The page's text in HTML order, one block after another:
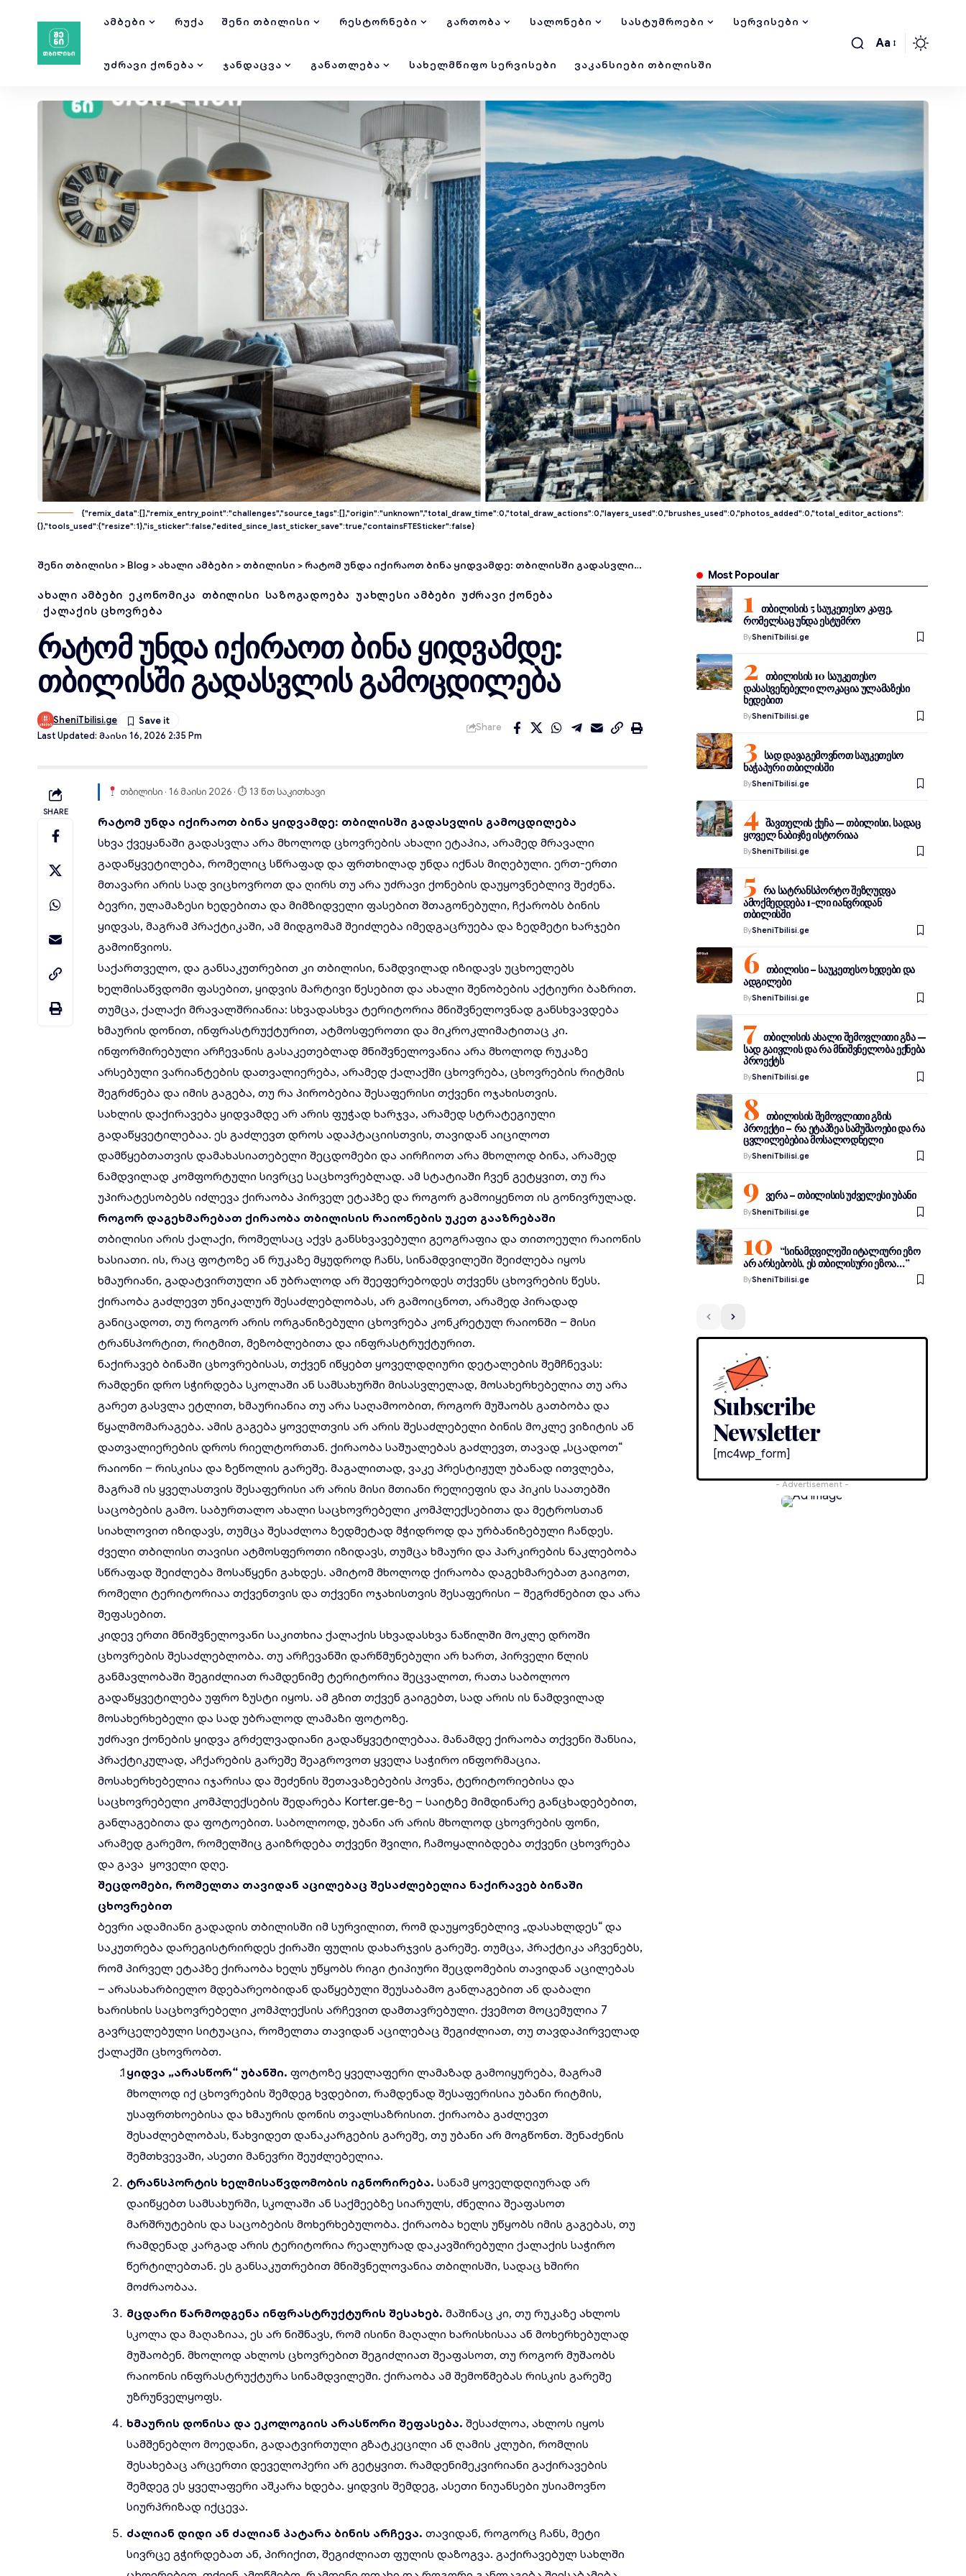
ᲐᲛᲑᲔᲑᲘ ᲠᲣᲥᲐ ᲨᲔᲜᲘ ᲗᲑᲘᲚᲘᲡᲘ ᲠᲔᲡᲢᲝᲠᲜᲔᲑᲘ ᲒᲐᲠᲗᲝᲑᲐ ᲡᲐᲚᲝᲜᲔᲑᲘ ᲡᲐᲡᲢᲣᲛᲠᲝᲔᲑᲘ ᲡᲔᲠᲕᲘᲡᲔᲑᲘ
ᲣᲫᲠᲐᲕᲘ ᲥᲝᲜᲔᲑᲐ ᲯᲐᲜᲓᲐᲪᲕᲐ ᲒᲐᲜᲐᲗᲚᲔᲑᲐ ᲡᲐᲮᲔᲚᲛᲬᲘᲤᲝ ᲡᲔᲠᲕᲘᲡᲔᲑᲘ ᲕᲐᲙᲐᲜᲡᲘᲔᲑᲘ ᲗᲑᲘᲚᲘᲡᲨᲘ
Aa
{"remix_data":[],"remix_entry_point":"challenges","source_tags":[],"origin":"unknown","total_draw_time":0,"total_draw_actions":0,"layers_used":0,"brushes_used":0,"photos_added":0,"total_editor_actions":
{},"tools_used":{"resize":1},"is_sticker":false,"edited_since_last_sticker_save":true,"containsFTESticker":false}
შენი თბილისი > Blog > ახალი ამბები > თბილისი > რატომ უნდა იქირაოთ ბინა ყიდვამდე: თბილისში გადასვლის გამოცდილება
ᲐᲮᲐᲚᲘ ᲐᲛᲑᲔᲑᲘ ᲔᲙᲝᲜᲝᲛᲘᲙᲐ ᲗᲑᲘᲚᲘᲡᲘ ᲡᲐᲖᲝᲒᲐᲓᲝᲔᲑᲐ ᲣᲐᲮᲚᲔᲡᲘ ᲐᲛᲑᲔᲑᲘ ᲣᲫᲠᲐᲕᲘ ᲥᲝᲜᲔᲑᲐ
ᲥᲐᲚᲐᲥᲘᲡ ᲪᲮᲝᲕᲠᲔᲑᲐ
რატომ უნდა იქირაოთ ბინა ყიდვამდე:
თბილისში გადასვლის გამოცდილება
Last Updated: Მაისი 16, 2026 2:35 Pm
SheniTbilisi.ge
Share
SHARE
თბილისი · 16 მაისი 2026 · ⏱ 13 წთ საკითხავი
რატომ უნდა იქირაოთ ბინა ყიდვამდე: თბილისში გადასვლის გამოცდილება
სხვა ქვეყანაში გადასვლა არა მხოლოდ ცხოვრების ახალი ეტაპია, არამედ მრავალი
გადაწყვეტილება, რომელიც სწრაფად და ფრთხილად უნდა იქნას მიღებული. ერთ-ერთი
მთავარი არის სად ვიცხოვროთ და ღირს თუ არა უძრავი ქონების დაუყოვნებლივ შეძენა.
ბევრი, ულამაზესი ხედებითა და მიმზიდველი ფასებით შთაგონებული, ჩქარობს ბინის
ყიდვას, მაგრამ პრაქტიკაში, ამ მიდგომამ შეიძლება იმედგაცრუება და ზედმეტი ხარჯები
გამოიწვიოს.
საქართველო, და განსაკუთრებით კი თბილისი, ნამდვილად იზიდავს უცხოელებს
ხელმისაწვდომი ფასებით, ყიდვის მარტივი წესებით და ახალი შენობების აქტიური ბაზრით.
თუმცა, ქალაქი მრავალშრიანია: სხვადასხვა ტერიტორია მნიშვნელოვნად განსხვავდება
ხმაურის დონით, ინფრასტრუქტურით, ატმოსფეროთი და მიკროკლიმატითაც კი.
ინფორმირებული არჩევანის გასაკეთებლად მნიშვნელოვანია არა მხოლოდ რუკაზე
არსებული ვარიანტების დათვალიერება, არამედ ქალაქში ცხოვრება, ცხოვრების რიტმის
შეგრძნება და იმის გაგება, თუ რა პირობებია შესაფერისი თქვენი ოჯახისთვის.
სახლის დაქირავება ყიდვამდე არ არის ფუჭად ხარჯვა, არამედ სტრატეგიული
გადაწყვეტილებაა. ეს გაძლევთ დროს ადაპტაციისთვის, თავიდან აიცილოთ
დამწყებთათვის დამახასიათებელი შეცდომები და აირჩიოთ არა მხოლოდ ბინა, არამედ
ნამდვილად კომფორტული სივრცე საცხოვრებლად. ამ სტატიაში ჩვენ გეტყვით, თუ რა
უპირატესობებს იძლევა ქირაობა პირველ ეტაპზე და როგორ გამოიყენოთ ის გონივრულად.
როგორ დაგეხმარებათ ქირაობა თბილისის რაიონების უკეთ გააზრებაში
თბილისი არის ქალაქი, რომელსაც აქვს განსხვავებული გეოგრაფია და თითოეული რაიონის
ხასიათი. ის, რაც ფოტოზე ან რუკაზე მყუდროდ ჩანს, სინამდვილეში შეიძლება იყოს
ხმაურიანი, გადატვირთული ან უბრალოდ არ შეეფერებოდეს თქვენს ცხოვრების წესს.
ქირაობა გაძლევთ უნიკალურ შესაძლებლობას, არ გამოიცნოთ, არამედ პირადად
განიცადოთ, თუ როგორ არის ორგანიზებული ცხოვრება კონკრეტულ რაიონში – მისი
ტრანსპორტით, რიტმით, მეზობლებითა და ინფრასტრუქტურით.
ნაქირავებ ბინაში ცხოვრებისას, თქვენ იწყებთ ყოველდღიური დეტალების შემჩნევას:
რამდენი დრო სჭირდება სკოლაში ან სამსახურში მისასვლელად, მოსახერხებელია თუ არა
გარეთ გასვლა ეტლით, ხმაურიანია თუ არა საღამოობით, როგორ მუშაობს გათბობა და
წყალმომარაგება. ამის გაგება ყოველთვის არ არის შესაძლებელი ბინის მოკლე ვიზიტის ან
დათვალიერების დროს რიელტორთან. ქირაობა საშუალებას გაძლევთ, თავად „სცადოთ“
რაიონი – რისკისა და ზეწოლის გარეშე. მაგალითად, ვაკე პრესტიჟულ უბანად ითვლება,
მაგრამ ის ყველასთვის შესაფერისი არ არის მისი მთიანი რელიეფის და პიკის საათებში
საცობების გამო. საბურთალო ახალი საცხოვრებელი კომპლექსებითა და მეტროსთან
სიახლოვით იზიდავს, თუმცა შესაძლოა ზედმეტად მჭიდროდ და ურბანიზებული ჩანდეს.
ძველი თბილისი თავისი ატმოსფეროთი იზიდავს, თუმცა ხმაური და პარკირების ნაკლებობა
სწრაფად შეიძლება მოსაწყენი გახდეს. ამიტომ მხოლოდ ქირაობა დაგეხმარებათ გაიგოთ,
რომელი ტერიტორიაა თქვენთვის და თქვენი ოჯახისთვის შესაფერისი – შეგრძნებით და არა
შეფასებით.
კიდევ ერთი მნიშვნელოვანი საკითხია ქალაქის სხვადასხვა ნაწილში მოკლე დროში
ცხოვრების შესაძლებლობა. თუ არჩევანში დარწმუნებული არ ხართ, პირველი წლის
განმავლობაში შეგიძლიათ რამდენიმე ტერიტორია შეცვალოთ, რათა საბოლოო
გადაწყვეტილება უფრო ზუსტი იყოს. ამ გზით თქვენ გაიგებთ, სად არის ის ნამდვილად
მოსახერხებელი და სად უბრალოდ ლამაზი ფოტოზე.
უძრავი ქონების ყიდვა გრძელვადიანი გადაწყვეტილებაა. მანამდე ქირაობა თქვენი შანსია,
პრაქტიკულად, აჩქარების გარეშე შეაგროვოთ ყველა საჭირო ინფორმაცია.
მოსახერხებელია იჯარისა და შეძენის შეთავაზებების პოვნა, ტერიტორიებისა და
საცხოვრებელი კომპლექსების შედარება Korter.ge-ზე – საიტზე მიმდინარე განცხადებებით,
განლაგებითა და ფოტოებით. საბოლოოდ, უბანი არ არის მხოლოდ ცხოვრების ფონი,
არამედ გარემო, რომელშიც გაიზრდება თქვენი შვილი, ჩამოყალიბდება თქვენი ცხოვრება
და გავა ყოველი დღე.
შეცდომები, რომელთა თავიდან აცილებაც შესაძლებელია ნაქირავებ ბინაში
ცხოვრებით
ბევრი ადამიანი გადადის თბილისში იმ სურვილით, რომ დაუყოვნებლივ „დასახლდეს“ და
საკუთრება დარეგისტრირდეს ქირაში ფულის დახარჯვის გარეშე. თუმცა, პრაქტიკა აჩვენებს,
რომ პირველ ეტაპზე ქირაობა ხელს უწყობს რიგი ტიპიური შეცდომების თავიდან აცილებას
– არასახარბიელო მდებარეობიდან დაწყებული შეუსაბამო განლაგებით ან დაბალი
ხარისხის საცხოვრებელი კომპლექსის არჩევით დამთავრებული. ქვემოთ მოცემულია 7
გავრცელებული სიტუაცია, რომელთა თავიდან აცილებაც შეგიძლიათ, თუ თავდაპირველად
ქალაქში ცხოვრობთ.
ყიდვა „არასწორ“ უბანში.ფოტოზე ყველაფერი ლამაზად გამოიყურება, მაგრამ
მხოლოდ იქ ცხოვრების შემდეგ ხვდებით, რამდენად შესაფერისია უბანი რიტმის,
უსაფრთხოებისა და ხმაურის დონის თვალსაზრისით. ქირაობა გაძლევთ
შესაძლებლობას, წახვიდეთ დანაკარგების გარეშე, თუ უბანი არ მოგწონთ. შენაძენის
შემთხვევაში, ასეთი მანევრი შეუძლებელია.
ტრანსპორტის ხელმისაწვდომობის იგნორირება. სანამ ყოველდღიურად არ
დაიწყებთ სამსახურში, სკოლაში ან საქმეებზე სიარულს, ძნელია შეაფასოთ
მარშრუტების და საცობების მოხერხებულობა. ქირაობა ხელს უწყობს იმის გაგებას, თუ
რამდენად კარგად არის ტერიტორია რეალურად დაკავშირებული ქალაქის საჭირო
წერტილებთან. ეს განსაკუთრებით მნიშვნელოვანია თბილისში, სადაც ხშირი
მოძრაობაა.
მცდარი წარმოდგენა ინფრასტრუქტურის შესახებ. მაშინაც კი, თუ რუკაზე ახლოს
სკოლა და მაღაზიაა, ეს არ ნიშნავს, რომ ისინი მაღალი ხარისხისაა ან მოხერხებულად
მუშაობენ. მხოლოდ ახლოს ცხოვრებით შეგიძლიათ შეაფასოთ, თუ როგორ მუშაობს
რაიონის ინფრასტრუქტურა სინამდვილეში. ქირაობა ამ შემოწმებას რისკის გარეშე
უზრუნველყოფს.
ხმაურის დონისა და ეკოლოგიის არასწორი შეფასება. შესაძლოა, ახლოს იყოს
სამშენებლო მოედანი, გადატვირთული გზატკეცილი ან ღამის კლუბი, რომლის
შესახებაც არცერთი დეველოპერი არ გეტყვით. რამდენიმეკვირიანი გაქირავების
შემდეგ ეს ყველაფერი აშკარა ხდება. ყიდვის შემდეგ, ასეთი ნიუანსები უსიამოვნო
სიურპრიზად იქცევა.
ძალიან დიდი ან ძალიან პატარა ბინის არჩევა. თავიდან, როგორც ჩანს, მეტი
სივრცე გჭირდებათ ან, პირიქით, შეგიძლიათ ფულის დაზოგვა. გაქირავებულ სახლში
Most Popoular
თბილისის 5 საუკეთესო კაფე,
რომელსაც უნდა ესტუმრო
BySheniTbilisi.ge
თბილისის 10 საუკეთესო
დასასვენებელი ლოკაცია ულამაზესი
ხედებით
BySheniTbilisi.ge
სად დავაგემოვნოთ საუკეთესო
ხაჭაპური თბილისში
BySheniTbilisi.ge
შავთელის ქუჩა — თბილისი, სადაც
ყოველ ნაბიჯზე ისტორიაა
BySheniTbilisi.ge
რა სატრანსპორტო შეზღუდვა
ამოქმედდება 1-ლი იანვრიდან
თბილისში
BySheniTbilisi.ge
თბილისი – საუკეთესო ხედები და
ადგილები
BySheniTbilisi.ge
თბილისის ახალი შემოვლითი გზა —
სად გაივლის და რა მნიშვნელობა ექნება
პროექტს
BySheniTbilisi.ge
თბილისის შემოვლითი გზის
პროექტი – რა ეტაპზეა სამუშაოები და რა
ცვლილებებია მოსალოდნელი
BySheniTbilisi.ge
ვერა – თბილისის უძველესი უბანი
BySheniTbilisi.ge
“სინამდვილეში იტალიური ეზო
არ არსებობს, ეს თბილისური ეზოა…”
BySheniTbilisi.ge
Subscribe
Newsletter
[mc4wp_form]
- Advertisement -